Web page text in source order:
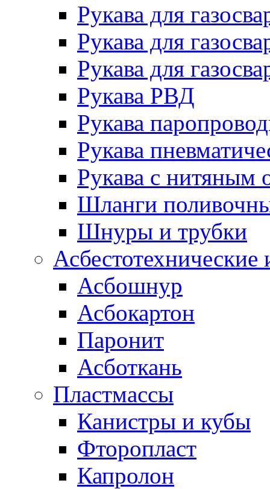
Рукава для
Рукава для
Рукава для
Рукава РВД
Рукава
Рукава
Рукава с нитяным
Шланги
Шнуры и трубки
Асбестотехнические
Асбошнур
Асбокартон
Паронит
Асботкань
Пластмассы
Канистры и кубы
Фторопласт
Капролон